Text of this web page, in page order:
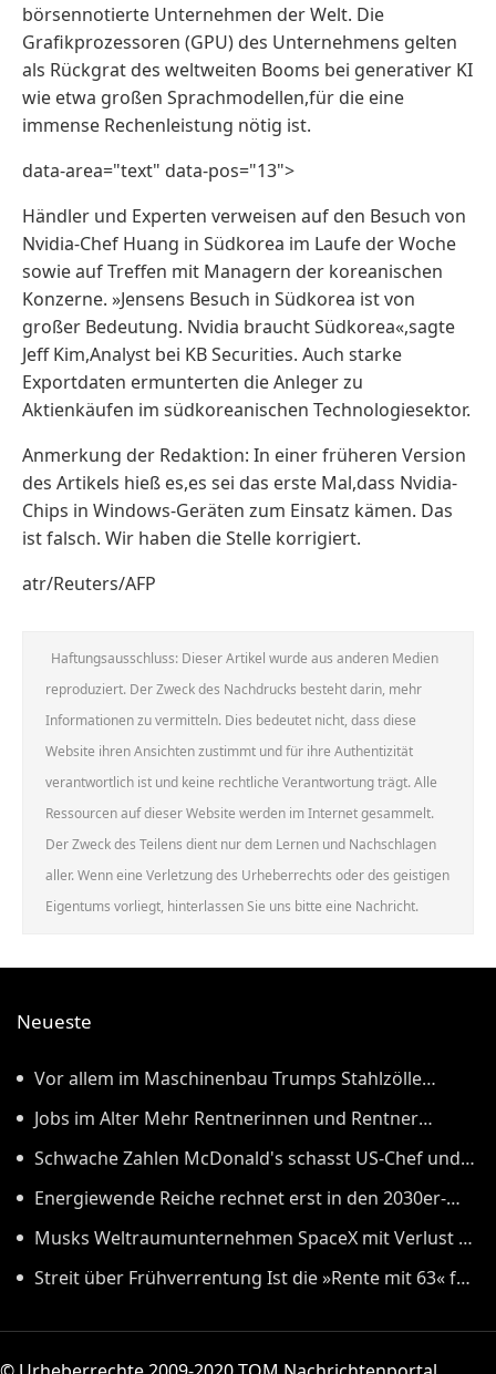
börsennotierte Unternehmen der Welt. Die
Grafikprozessoren (GPU) des Unternehmens gelten
als Rückgrat des weltweiten Booms bei generativer KI
wie etwa großen Sprachmodellen,für die eine
immense Rechenleistung nötig ist.
data-area="text" data-pos="13">
Händler und Experten verweisen auf den Besuch von
Nvidia-Chef Huang in Südkorea im Laufe der Woche ​
sowie auf Treffen mit Managern der koreanischen
Konzerne. »Jensens Besuch in ‌Südkorea ist von
großer Bedeutung. Nvidia braucht Südkorea«,sagte
Jeff Kim,Analyst ‌bei KB Securities. ​Auch starke
Exportdaten ermunterten die Anleger zu
Aktienkäufen im südkoreanischen Technologiesektor.
Anmerkung der Redaktion: In einer früheren Version
des Artikels hieß es,es sei das erste Mal,dass Nvidia-
Chips in Windows-Geräten zum Einsatz kämen. Das
ist falsch. Wir haben die Stelle korrigiert.
atr/Reuters/AFP
Haftungsausschluss: Dieser Artikel wurde aus anderen Medien
reproduziert. Der Zweck des Nachdrucks besteht darin, mehr
Informationen zu vermitteln. Dies bedeutet nicht, dass diese
Website ihren Ansichten zustimmt und für ihre Authentizität
verantwortlich ist und keine rechtliche Verantwortung trägt. Alle
Ressourcen auf dieser Website werden im Internet gesammelt.
Der Zweck des Teilens dient nur dem Lernen und Nachschlagen
aller. Wenn eine Verletzung des Urheberrechts oder des geistigen
Eigentums vorliegt, hinterlassen Sie uns bitte eine Nachricht.
Neueste
Vor allem im Maschinenbau Trumps Stahlzölle
treffen Deutschland besonders hart
Jobs im Alter Mehr Rentnerinnen und Rentner
arbeiten
Schwache Zahlen McDonald's schasst US-Chef und
wirft ihm Fehler vor
Energiewende Reiche rechnet erst in den 2030er-
Jahren mit deutlich niedrigerem Strompreis
Musks Weltraumunternehmen SpaceX mit Verlust in
erstem Quartal an der Börse
Streit über Frühverrentung Ist die »Rente mit 63« für